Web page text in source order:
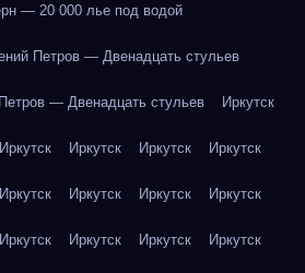
— 20 000 лье под водой
Петров — Двенадцать стульев
— Двенадцать стульев Иркутск
Иркутск Иркутск Иркутск Иркутск
Иркутск Иркутск Иркутск Иркутск
Иркутск Иркутск Иркутск Иркутск